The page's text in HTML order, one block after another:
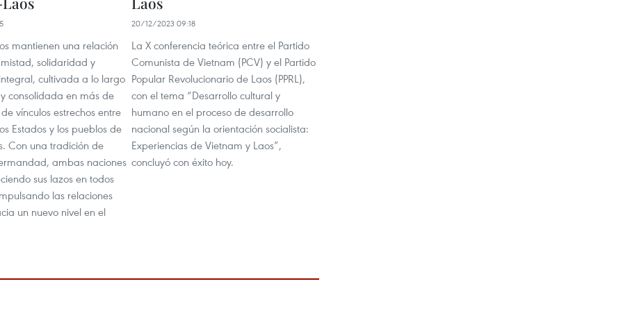
mantienen una relación
solidaridad y
cultivada a lo largo
consolidada en más de
vínculos estrechos entre
Estados y los pueblos de
Con una tradición de
ambas naciones
sus lazos en todos
las relaciones
un nuevo nivel en el
20/12/2023 09:18
La X conferencia teórica entre el Partido
Comunista de Vietnam (PCV) y el Partido
Popular Revolucionario de Laos (PPRL),
con el tema “Desarrollo cultural y
humano en el proceso de desarrollo
nacional según la orientación socialista:
Experiencias de Vietnam y Laos”,
concluyó con éxito hoy.